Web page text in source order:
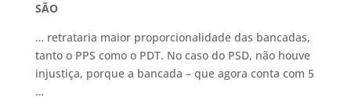
SÃO
… retrataria maior proporcionalidade das bancadas,
tanto o PPS como o PDT. No caso do PSD, não houve
injustiça, porque a bancada – que agora conta com 5
…